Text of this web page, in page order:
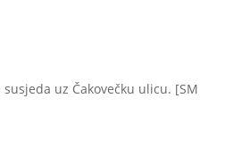
uz Čakovečku ulicu. [SM